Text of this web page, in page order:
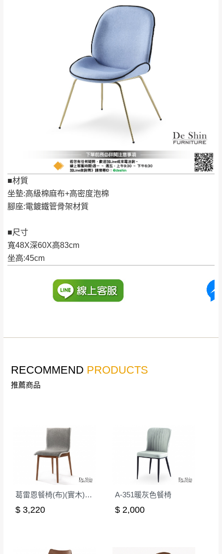
■材質
坐墊:高級棉麻布+高密度泡棉
腳座:電鍍鐵管骨架材質
■尺寸
寬48X深60X高83cm
坐高:45cm
費
＊A108產品另收運費
雙溪、貢寮、烏
來、平溪、九份、
里、新店山區、三
峽山區、石碇、坪
林、福隆、淡水山
區、北投湖山路、
深坑山區
$ 9,000以上：免
運費
NT$500元
＊A108產品另收運費
苗栗
NT$500元
＊A108產品另收運費
配送天數：5~14天
台北市、新北市地區固定每周(三)、(日)兩天收送貨
（可於LINE線上詢問 →
加收說明
運送範圍：限定北至基隆，南至苗栗，偏遠
地區恕無法提供運送 (詳見運送規章)。
苗栗至基隆；其它地區暫不開放，如因特殊
地型限制(山區、鄉、鎮、村)、樓梯太小、無
法搬運上樓等因素，導致無法配送，
保有出貨的權利。
保護物流人員的工作安全，賣家無提供吊掛
服務，若需以吊車或其他的吊掛方式吊運，
費用將由買方自行支付。
因大型傢俱有組裝、配送的問題，並非一般
機當天到貨前皆會再與您通知，讓你不用整
天在家等貨，以節省您的寶貴時間。
發票寄送：
完成出貨15個工作天另行寄出，另外約加上2~7個
工作天內送達，如遇國定假日將順延寄送。
皆由本站負責，所有退回及換貨之商品必須
貨。
由於透過電腦螢幕選購商品，可能會因個人
電腦螢幕的設定色差或解析度等因素， 與實
際商品的顏色、質感稍有不同，如因此而需
退換貨，
需自付來回運費及人資成本
，請您
訂購前詳加確認。(包含商品尺寸是否合適)。
訂購前請確認商品尺寸，大型物件因為人工
非因本公司問題而需退換貨，請於收到貨7日
RECOMMEND PRODUCTS
推薦商品
葛雷恩餐椅(布)(實木)(MI-964)
$ 3,220
A-351暖灰色餐椅
$ 2,000